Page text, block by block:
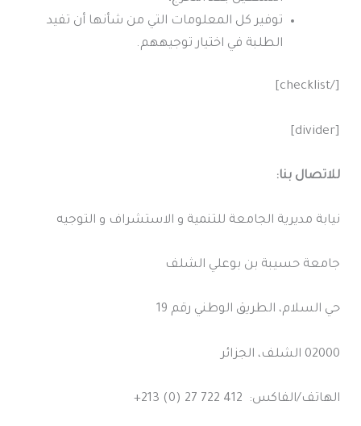
توفير كل المعلومات التي من شأنها أن تفيد
الطلبة في اختيار توجيههم.
[/checklist]
[divider]
للاتصال بنا:
نيابة مديرية الجامعة للتنمية و الاستشراف و التوجيه
جامعة حسيبة بن بوعلي الشلف
حي السلام، الطريق الوطني رقم 19
02000 الشلف، الجزائر
الهاتف/الفاكس: 412 722 27 (0) 213+